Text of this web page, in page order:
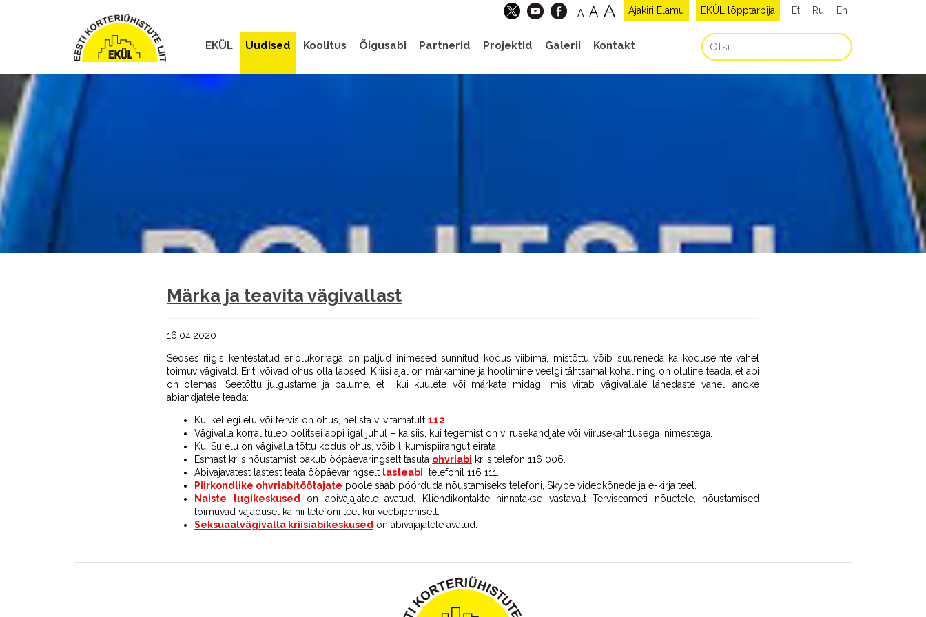
Et Ru En
EKÜL lõpptarbija
Ajakiri Elamu
A A A
EKÜL Uudised Koolitus Õigusabi Partnerid Projektid Galerii Kontakt
Märka ja teavita vägivallast
16.04.2020
Seoses riigis kehtestatud eriolukorraga on paljud inimesed sunnitud kodus viibima, mistõttu võib suureneda ka koduseinte vahel
toimuv vägivald. Eriti võivad ohus olla lapsed. Kriisi ajal on märkamine ja hoolimine veelgi tähtsamal kohal ning on oluline teada, et abi
on olemas. Seetõttu julgustame ja palume, et kui kuulete või märkate midagi, mis viitab vägivallale lähedaste vahel, andke
abiandjatele teada:
Kui kellegi elu või tervis on ohus, helista viivitamatult 112
Vägivalla korral tuleb politsei appi igal juhul – ka siis, kui tegemist on viirusekandjate või viirusekahtlusega inimestega.
Kui Su elu on vägivalla tõttu kodus ohus, võib liikumispiirangut eirata.
Esmast kriisinõustamist pakub ööpäevaringselt tasuta ohvriabi kriisitelefon 116 006.
Abivajavatest lastest teata ööpäevaringselt lasteabi telefonil 116 111.
Piirkondlike ohvriabitöötajate poole saab pöörduda nõustamiseks telefoni, Skype videokõnede ja e-kirja teel.
Naiste tugikeskused on abivajajatele avatud. Kliendikontakte hinnatakse vastavalt Terviseameti nõuetele, nõustamised
toimuvad vajadusel ka nii telefoni teel kui veebipõhiselt.
Seksuaalvägivalla kriisiabikeskused on abivajajatele avatud.